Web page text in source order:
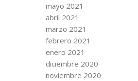
mayo 2021
abril 2021
marzo 2021
febrero 2021
enero 2021
diciembre 2020
noviembre 2020